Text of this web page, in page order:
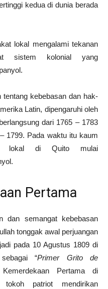
kedua di dunia berada
lokal mengalami tekanan
sistem kolonial yang
kebebasan dan hak-
Latin, dipengaruhi oleh
dari 1765 – 1783
1799. Pada waktu itu kaum
lokal di Quito mulai
Pertama
dan semangat kebebasan
tonggak awal perjuangan
pada 10 Agustus 1809 di
“Primer Grito de
Pertama di
patriot mendirikan